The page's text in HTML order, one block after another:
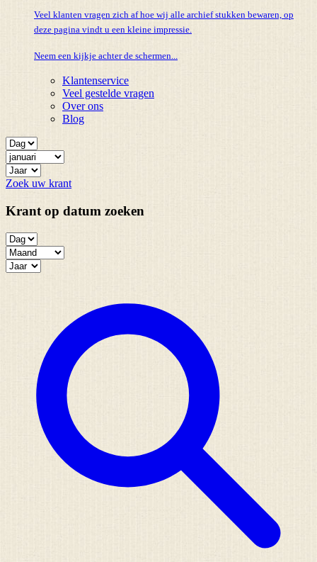
Veel klanten vragen zich af hoe wij alle archief stukken bewaren, op
deze pagina vindt u een kleine impressie.
Neem een kijkje achter de schermen...
Klantenservice
Veel gestelde vragen
Over ons
Blog
Zoek uw krant
Krant op datum zoeken